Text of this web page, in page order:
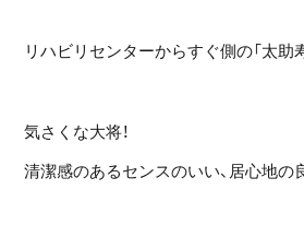
リハビリセンターからすぐ側の「太助
気さくな大将！
清潔感のあるセンスのいい、居心地の